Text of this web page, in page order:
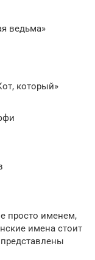
ведьма»
который»
просто именем,
имена стоит